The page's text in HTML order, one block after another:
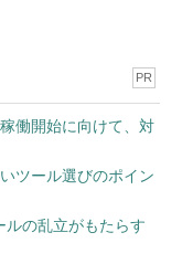
PR
働開始に向けて、対
ツール選びのポイン
ルの乱立がもたらす